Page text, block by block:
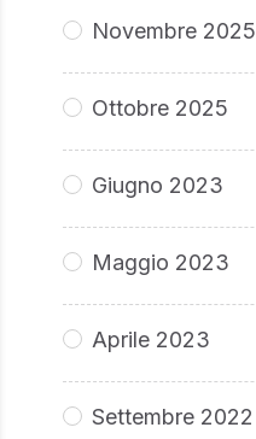
Novembre 2025
Ottobre 2025
Giugno 2023
Maggio 2023
Aprile 2023
Settembre 2022